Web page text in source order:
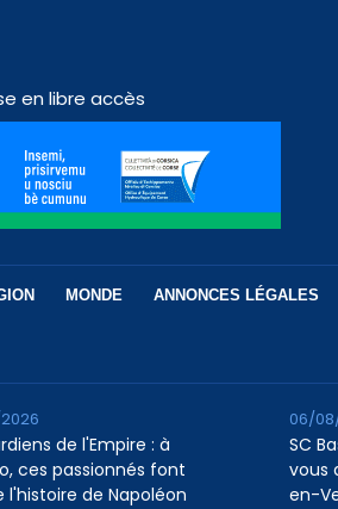
en libre accès
MONDE ANNONCES LÉGALES
de l'Empire : à
ces passionnés font
l'histoire de Napoléon
SC
vous
en-
06/